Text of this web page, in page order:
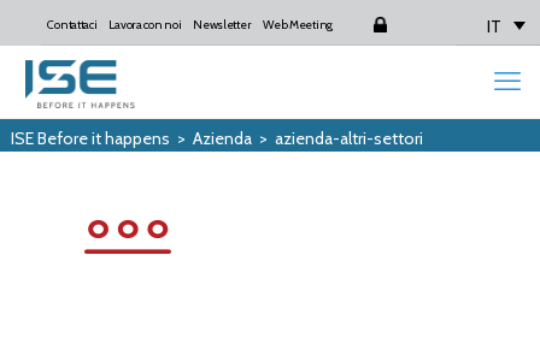
Contattaci Lavora con noi Newsletter Web Meeting IT
ISE Before it happens > Azienda> azienda-altri-settori